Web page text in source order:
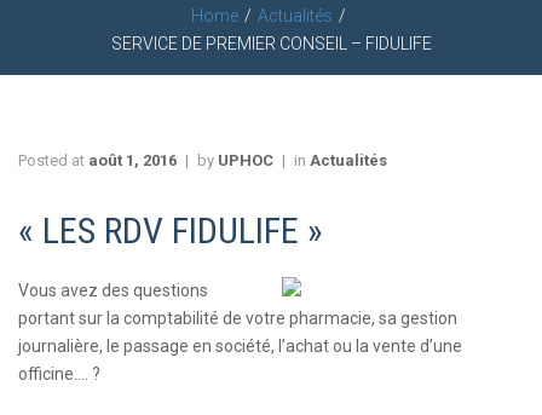
Home
Actualités
SERVICE DE PREMIER CONSEIL – FIDULIFE
Posted at août 1, 2016 by UPHOC in Actualités
« LES RDV FIDULIFE »
Vous avez des questions
portant sur la comptabilité de votre pharmacie, sa gestion
journalière, le passage en société, l’achat ou la vente d’une
officine…. ?